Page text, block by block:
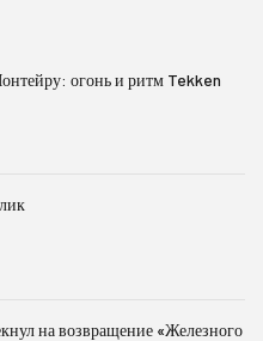
огонь и ритм Tekken
на возвращение «Железного